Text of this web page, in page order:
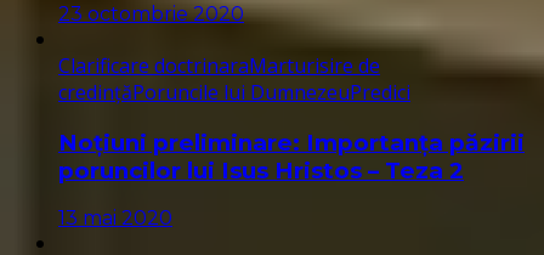
23 octombrie 2020
Clarificare doctrinaraMarturisire de
credințăPoruncile lui DumnezeuPredici
Noțiuni preliminare: Importanța păzirii
poruncilor lui Isus Hristos – Teza 2
13 mai 2020